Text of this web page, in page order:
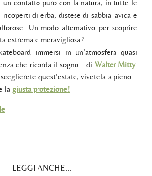
un contatto puro con la natura, in tutte le
ricoperti di erba, distese di sabbia lavica e
Un modo alternativo per scoprire
estrema e meravigliosa?
immersi in un’atmosfera quasi
che ricorda il sogno… di Walter Mitty.
quest’estate, vivetela a pieno...
la giusta protezione!
LEGGI ANCHE...